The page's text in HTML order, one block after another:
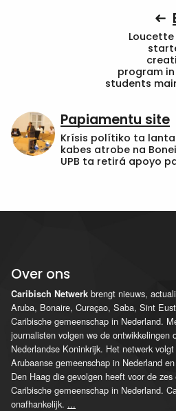
Loucette
program in
students
Papiamentu site
Krísis polítiko ta lanta
kabes atrobe na
UPB ta retirá apoyo
Over ons
Caribisch Netwerk brengt nieuws,
Aruba, Bonaire, Curaçao, Saba, Sint
Caribische gemeenschap in Nederland.
journalisten volgen we de ontwikkelingen
Nederlandse Koninkrijk. Het netwerk
Arubaanse gemeenschap in Nederland
Den Haag die gevolgen heeft voor de
Caribische gemeenschap in Nederland.
onafhankelijk. ...